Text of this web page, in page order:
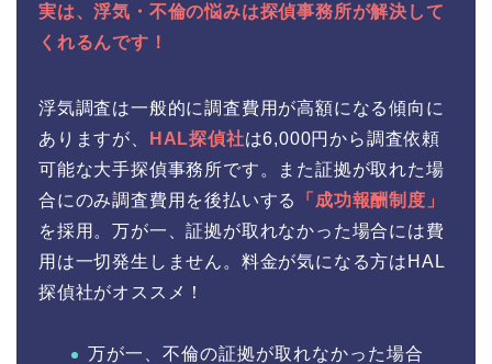
実は、浮気・不倫の悩みは探偵事務所が解決して
くれるんです！
浮気調査は一般的に調査費用が高額になる傾向に
ありますが、
HAL探偵社は6,000円から調査依頼
可能な大手探偵事務所です。また証拠が取れた場
合にのみ調査費用を後払いする
「成功報酬制度」
を採用。万が一、証拠が取れなかった場合には費
用は一切発生しません。料金が気になる方はHAL
探偵社がオススメ！
万が一、不倫の証拠が取れなかった場合